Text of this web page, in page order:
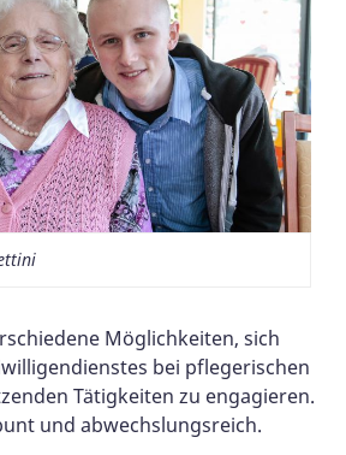
Möglichkeiten, sich
bei pflegerischen
Tätigkeiten zu engagieren.
und abwechslungsreich.